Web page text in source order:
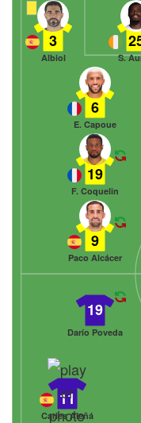
S.
3
Albiol
6
E. Capoue
19
F. Coquelin
9
Paco Alcácer
11
Carles Aleñá
19
Darío Poveda